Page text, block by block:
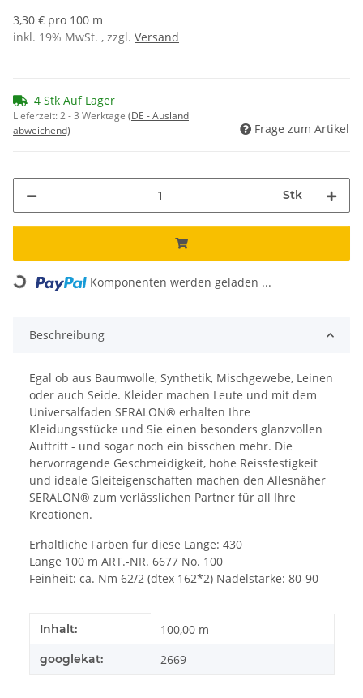
3,30 € pro 100 m
inkl. 19% MwSt. , zzgl. Versand
4 Stk Auf Lager
Lieferzeit:2 - 3 Werktage (DE - Ausland
abweichend)
Frage zum Artikel
Stk
Loading... Komponenten werden geladen ...
Beschreibung
Egal ob aus Baumwolle, Synthetik, Mischgewebe, Leinen
oder auch Seide. Kleider machen Leute und mit dem
Universalfaden SERALON® erhalten Ihre
Kleidungsstücke und Sie einen besonders glanzvollen
Auftritt - und sogar noch ein bisschen mehr. Die
hervorragende Geschmeidigkeit, hohe Reissfestigkeit
und ideale Gleiteigenschaften machen den Allesnäher
SERALON® zum verlässlichen Partner für all Ihre
Kreationen.
Erhältliche Farben für diese Länge: 430
Länge 100 m ART.-NR. 6677 No. 100
Feinheit: ca. Nm 62/2 (dtex 162*2) Nadelstärke: 80-90
Produkteigenschaft
Wert
Inhalt: 100,00 m
googlekat: 2669